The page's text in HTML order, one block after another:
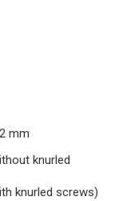
mm
knurled
knurled screws)